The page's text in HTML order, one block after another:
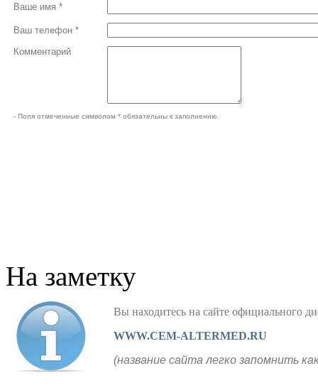
Ваше имя *
Ваш телефон *
Комментарий
- Поля отмеченные символом * обязательны к заполнению.
На заметку
Вы находитесь на сайте
WWW.CEM-ALTERMED.RU
(название сайта легко запомнить